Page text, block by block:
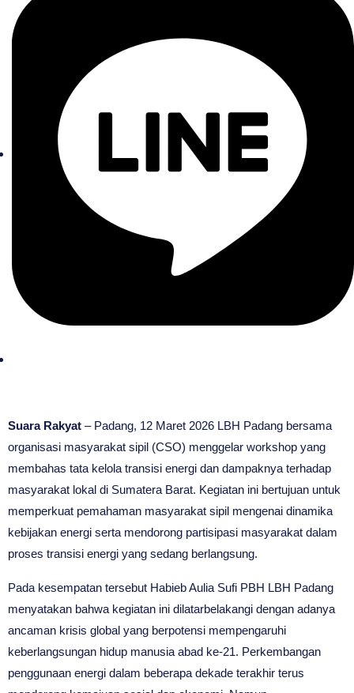
Suara Rakyat – Padang, 12 Maret 2026 LBH Padang bersama
organisasi masyarakat sipil (CSO) menggelar workshop yang
membahas tata kelola transisi energi dan dampaknya terhadap
masyarakat lokal di Sumatera Barat. Kegiatan ini bertujuan untuk
memperkuat pemahaman masyarakat sipil mengenai dinamika
kebijakan energi serta mendorong partisipasi masyarakat dalam
proses transisi energi yang sedang berlangsung.
Pada kesempatan tersebut Habieb Aulia Sufi PBH LBH Padang
menyatakan bahwa kegiatan ini dilatarbelakangi dengan adanya
ancaman krisis global yang berpotensi mempengaruhi
keberlangsungan hidup manusia abad ke-21. Perkembangan
penggunaan energi dalam beberapa dekade terakhir terus